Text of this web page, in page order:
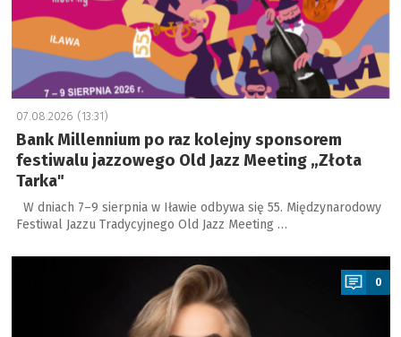
07.08.2026 (13:31)
Bank Millennium po raz kolejny sponsorem
festiwalu jazzowego Old Jazz Meeting „Złota
Tarka"
W dniach 7–9 sierpnia w Iławie odbywa się 55. Międzynarodowy
Festiwal Jazzu Tradycyjnego Old Jazz Meeting …
a
0